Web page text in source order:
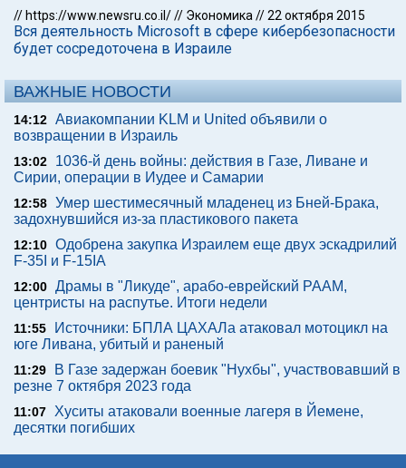
// https://www.newsru.co.il/// Экономика //22 октября 2015
Вся деятельность Microsoft в сфере кибербезопасности
будет сосредоточена в Израиле
ВАЖНЫЕ НОВОСТИ
14:12 Авиакомпании KLM и United объявили о
возвращении в Израиль
13:02
1036-й день войны: действия в Газе, Ливане и
Сирии, операции в Иудее и Самарии
12:58 Умер шестимесячный младенец из Бней-Брака,
задохнувшийся из-за пластикового пакета
12:10 Одобрена закупка Израилем еще двух эскадрилий
F-35I и F-15IA
12:00 Драмы в "Ликуде", арабо-еврейский РААМ,
центристы на распутье. Итоги недели
11:55
Источники: БПЛА ЦАХАЛа атаковал мотоцикл на
юге Ливана, убитый и раненый
11:29
В Газе задержан боевик "Нухбы", участвовавший в
резне 7 октября 2023 года
11:07
Хуситы атаковали военные лагеря в Йемене,
десятки погибших